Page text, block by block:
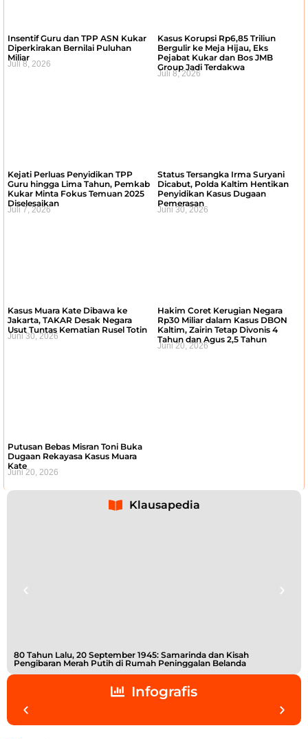
Insentif Guru dan TPP ASN Kukar
Diperkirakan Bernilai Puluhan
Miliar
Juli 8, 2026
Kasus Korupsi Rp6,85 Triliun
Bergulir ke Meja Hijau, Eks
Pejabat Kukar dan Bos JMB
Group Jadi Terdakwa
Juli 8, 2026
Kejati Perluas Penyidikan TPP
Guru hingga Lima Tahun, Pemkab
Kukar Minta Fokus Temuan 2025
Diselesaikan
Juli 7, 2026
Status Tersangka Irma Suryani
Dicabut, Polda Kaltim Hentikan
Penyidikan Kasus Dugaan
Pemerasan
Juni 30, 2026
Kasus Muara Kate Dibawa ke
Jakarta, TAKAR Desak Negara
Usut Tuntas Kematian Rusel Totin
Juni 30, 2026
Hakim Coret Kerugian Negara
Rp30 Miliar dalam Kasus DBON
Kaltim, Zairin Tetap Divonis 4
Tahun dan Agus 2,5 Tahun
Juni 20, 2026
Putusan Bebas Misran Toni Buka
Dugaan Rekayasa Kasus Muara
Kate
Juni 20, 2026
Klausapedia
80 Tahun Lalu, 20 September 1945: Samarinda dan Kisah
Pengibaran Merah Putih di Rumah Peninggalan Belanda
Infografis